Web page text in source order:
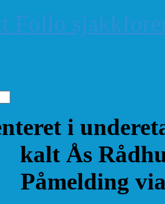
i
kalt Ås
Påmelding